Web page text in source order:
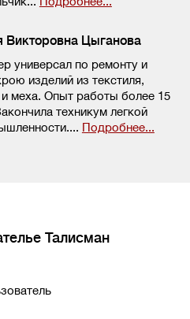
Викторовна Цыганова
универсал по ремонту и
изделий из текстиля,
меха. Опыт работы более 15
техникум легкой
Подробнее...
Талисман